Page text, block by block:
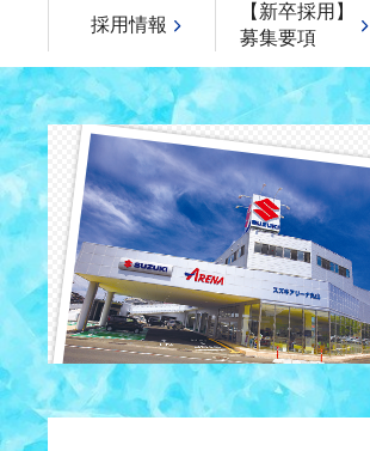
採用情報
【新卒採用】
募集要項